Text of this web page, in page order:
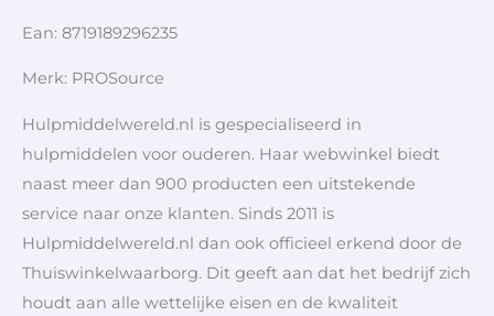
Ean: 8719189296235
Merk: PROSource
Hulpmiddelwereld.nl is gespecialiseerd in
hulpmiddelen voor ouderen. Haar webwinkel biedt
naast meer dan 900 producten een uitstekende
service naar onze klanten. Sinds 2011 is
Hulpmiddelwereld.nl dan ook officieel erkend door de
Thuiswinkelwaarborg. Dit geeft aan dat het bedrijf zich
houdt aan alle wettelijke eisen en de kwaliteit